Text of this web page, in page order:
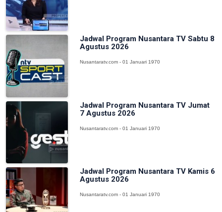
Jadwal Program Nusantara TV Sabtu 8
Agustus 2026
Nusantaratv.com - 01 Januari 1970
Jadwal Program Nusantara TV Jumat
7 Agustus 2026
Nusantaratv.com - 01 Januari 1970
Jadwal Program Nusantara TV Kamis 6
Agustus 2026
Nusantaratv.com - 01 Januari 1970